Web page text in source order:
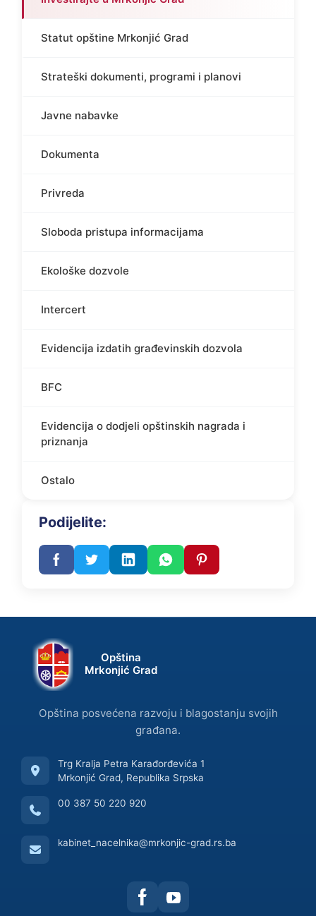
Statut opštine Mrkonjić Grad
Strateški dokumenti, programi i planovi
Javne nabavke
Dokumenta
Privreda
Sloboda pristupa informacijama
Ekološke dozvole
Intercert
Evidencija izdatih građevinskih dozvola
BFC
Evidencija o dodjeli opštinskih nagrada i
priznanja
Ostalo
Podijelite:
Opština
Mrkonjić Grad
Opština posvećena razvoju i blagostanju svojih
građana.
Trg Kralja Petra Karađorđevića 1
Mrkonjić Grad, Republika Srpska
00 387 50 220 920
kabinet_nacelnika@mrkonjic-grad.rs.ba